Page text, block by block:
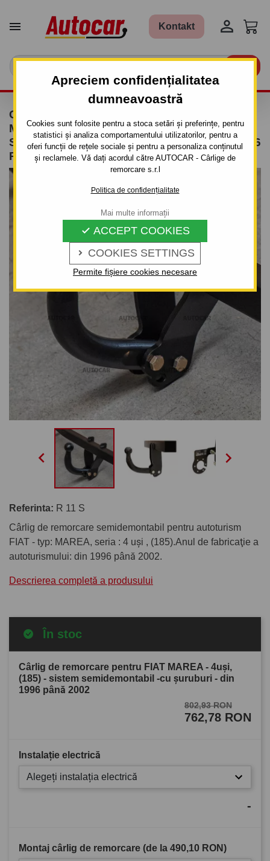
Apreciem confidențialitatea
dumneavoastră
Cookies sunt folosite pentru a stoca setări și preferințe, pentru
statistici și analiza comportamentului utilizatorilor, pentru a
oferi funcții de rețele sociale și pentru a personaliza conținutul
și reclamele. Vă dați acordul către AUTOCAR - Cârlige de
remorcare s.r.l
Politica de confidențialitate
 COOKIES SETTINGS
 ACCEPT COOKIES
Permite fișiere cookies necesare
Mai multe informații
 Kontakt 
CÂRLIG DE REMORCARE PENTRU FIAT
MAREA - 4UŞI, (185) - SISTEM
SEMIDEMONTABIL -CU ŞURUBURI - DIN 1996
PÂNĂ 2002
 
Referinta: R 11 S
Cârlig de remorcare semidemontabil pentru autoturism
FIAT - typ: MAREA, seria : 4 uşi , (185).Anul de fabricaţie a
autoturismului: din 1996 până 2002.
Descrierea completă a produsului
În stoc
Cârlig de remorcare pentru FIAT MAREA - 4uşi,
(185) - sistem semidemontabil -cu şuruburi - din
1996 până 2002
802,93 RON
762,78 RON
Instalație electrică
Alegeți instalația electrică
-
Montaj cârlig de remorcare (de la 490,10 RON)